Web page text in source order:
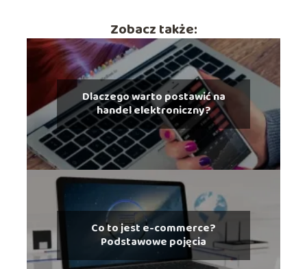
Zobacz także:
Dlaczego warto postawić na
handel elektroniczny?
Co to jest e-commerce?
Podstawowe pojęcia